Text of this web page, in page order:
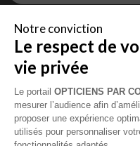
Vous êtes
vous
Contactez
Notre conviction
Le respect de
vie privée
Le portail OPTICIENS PAR
mesurer l’audience afin
proposer une expérience
utilisés pour personnaliser